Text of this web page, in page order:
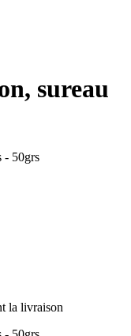
sureau
la livraison